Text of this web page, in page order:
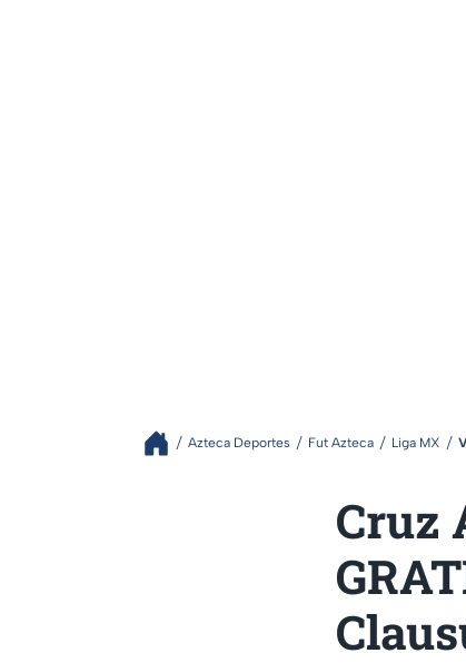
Azteca Deportes Fut Azteca Liga MX
Cruz